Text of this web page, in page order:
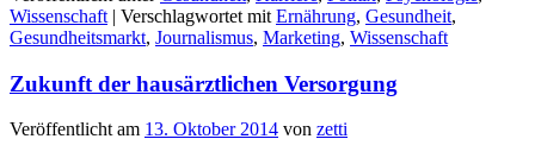
Wissenschaft | Verschlagwortet mit Ernährung, Gesundheit,
Gesundheitsmarkt, Journalismus, Marketing, Wissenschaft
Zukunft der hausärztlichen Versorgung
Veröffentlicht am 13. Oktober 2014 von zetti